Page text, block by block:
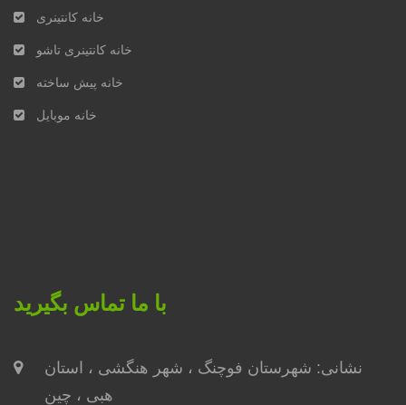
خانه کانتینری
خانه کانتینری تاشو
خانه پیش ساخته
خانه موبایل
با ما تماس بگیرید
نشانی: شهرستان فوچنگ ، ​​شهر هنگشی ، استان
هبی ، چین